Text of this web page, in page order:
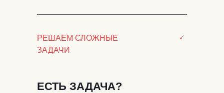
РЕШАЕМ СЛОЖНЫЕ
ЗАДАЧИ
ЕСТЬ ЗАДАЧА?
↓